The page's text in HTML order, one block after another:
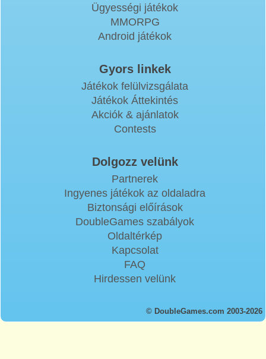
Ügyességi játékok
MMORPG
Android játékok
Gyors linkek
Játékok felülvizsgálata
Játékok Áttekintés
Akciók & ajánlatok
Contests
Dolgozz velünk
Partnerek
Ingyenes játékok az oldaladra
Biztonsági előírások
DoubleGames szabályok
Oldaltérkép
Kapcsolat
FAQ
Hirdessen velünk
© DoubleGames.com 2003-2026